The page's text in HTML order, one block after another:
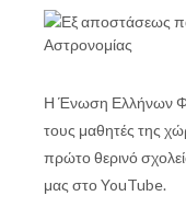
Η Ένωση Ελλήνων
τους μαθητές της
πρώτο θερινό
μας στο YouTube.